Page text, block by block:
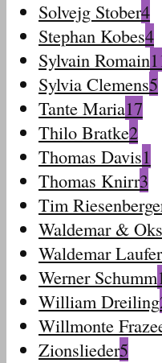
Solvejg Stober4
Stephan Kobes4
Sylvain Romain
Sylvia Clemens5
Tante Maria17
Thilo Bratke2
Thomas Davis1
Thomas Knirr3
Tim
Waldemar &
Waldemar
Werner Schumm
William Dreiling
Willmonte
Zionslieder5